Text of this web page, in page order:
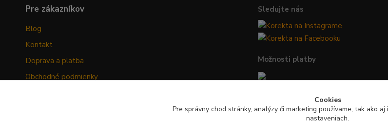
Pre zákazníkov
Blog
Kontakt
Doprava a platba
Obchodné podmienky
Sledujte nás
Možnosti platby
Bezpečná platba kartou, Google Pay,
Apple Pay a bankovým prevodom.
Cookies
Pre správny chod stránky, analýzy či marketing používame, tak ako
nastaveniach.